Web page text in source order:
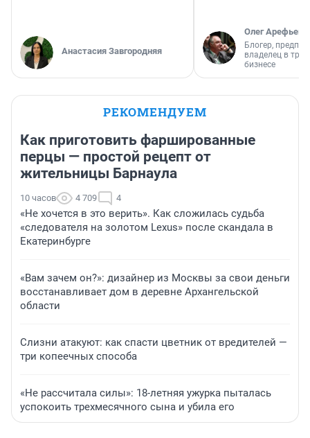
Анастасия Завгородняя
Олег Арефьев
Блогер,
владелец в
бизнесе
РЕКОМЕНДУЕМ
Как приготовить фаршированные
перцы — простой рецепт от
жительницы Барнаула
10 часов 4 709 4
«Не хочется в это верить». Как сложилась судьба
«следователя на золотом Lexus» после скандала в
Екатеринбурге
«Вам зачем он?»: дизайнер из Москвы за свои деньги
восстанавливает дом в деревне Архангельской
области
Слизни атакуют: как спасти цветник от вредителей —
три копеечных способа
«Не рассчитала силы»: 18-летняя ужурка пыталась
успокоить трехмесячного сына и убила его